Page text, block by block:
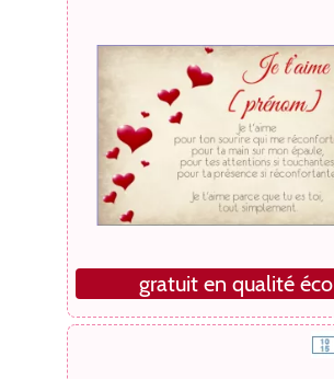
gratuit en qualité éco